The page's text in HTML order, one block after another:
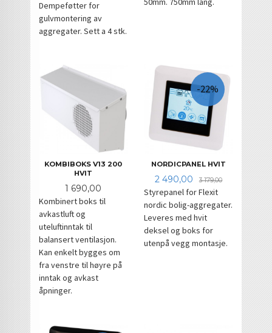
Dempeføtter for
gulvmontering av
aggregater. Sett a 4 stk.
KOMBIBOKS V13 200
HVIT
Pris
1 690,00
Kombinert boks til
avkastluft og
uteluftinntak til
balansert ventilasjon.
Kan enkelt bygges om
fra venstre til høyre på
inntak og avkast
åpninger.
NORDICPANEL HVIT
Tilbud
2 490,00 3 179,00Rabatt
-22%
Styrepanel for Flexit
nordic bolig-aggregater.
Leveres med hvit
deksel og boks for
utenpå vegg montasje.